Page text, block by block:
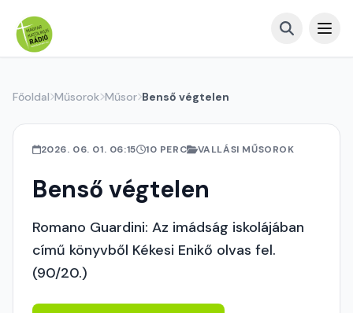
Főoldal Műsorok Műsor Benső végtelen
2026. 06. 01. 06:15 10 PERC VALLÁSI MŰSOROK
Benső végtelen
Romano Guardini: Az imádság iskolájában
című könyvből Kékesi Enikő olvas fel.
(90/20.)